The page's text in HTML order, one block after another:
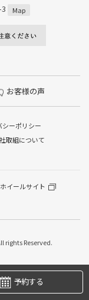
Map
お客様の声
シーポリシー
取組について
イールサイト
rights Reserved.
予約する
ヤ履き替えを